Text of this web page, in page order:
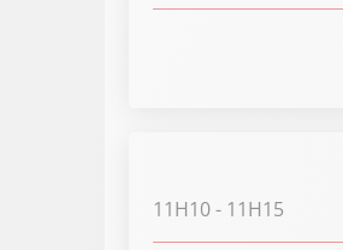
11H10- 11H15